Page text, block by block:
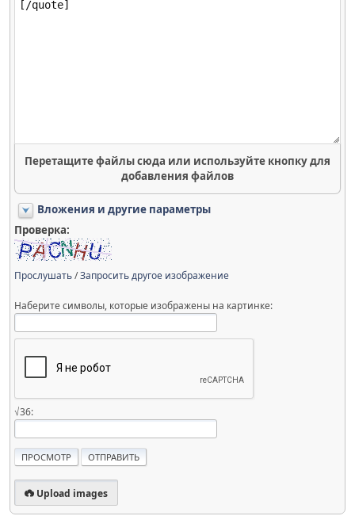
Перетащите файлы сюда или используйте кнопку для
добавления файлов
Вложения и другие параметры
Проверка:
Прослушать/Запросить другое изображение
Наберите символы, которые изображены на картинке:
√36:
Upload images